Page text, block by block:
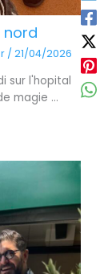
nord
/21/04/2026
sur l'hopital
magie ...